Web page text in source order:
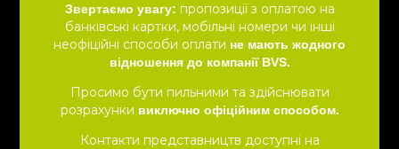
Сніданок
Англійський
Звертаємо увагу: пропозиції з оплатою на
банківські картки, мобільні номери чи інші
неофіційні способи оплати не мають жодного
відношення до компанії BVS.
Просимо бути пильними та здійснювати
розрахунки виключно офіційним способом.
Контакти представництв доступні на